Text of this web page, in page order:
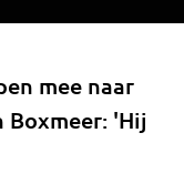
mee naar
Boxmeer: 'Hij